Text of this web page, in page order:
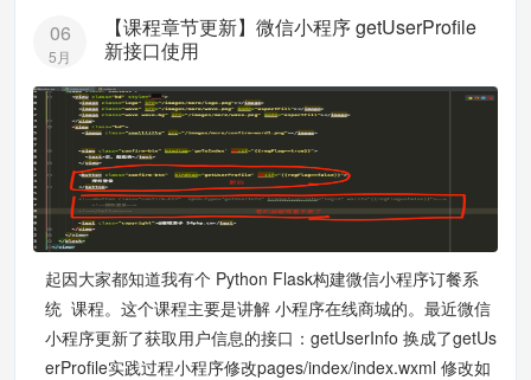
06
5月
【课程章节更新】微信小程序 getUserProfile
新接口使用
起因大家都知道我有个 Python Flask构建微信小程序订餐系
统 课程。这个课程主要是讲解 小程序在线商城的。最近微信
小程序更新了获取用户信息的接口：getUserInfo 换成了getUs
erProfile实践过程小程序修改pages/index/index.wxml 修改如